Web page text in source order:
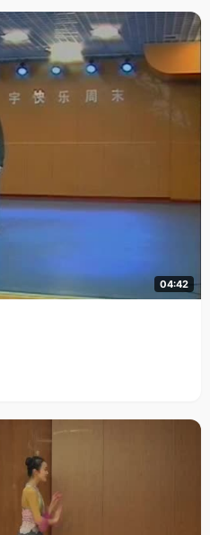
04:42